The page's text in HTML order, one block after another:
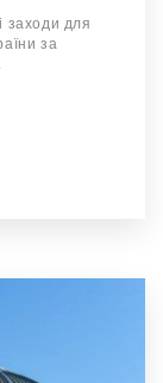
заходи для
за